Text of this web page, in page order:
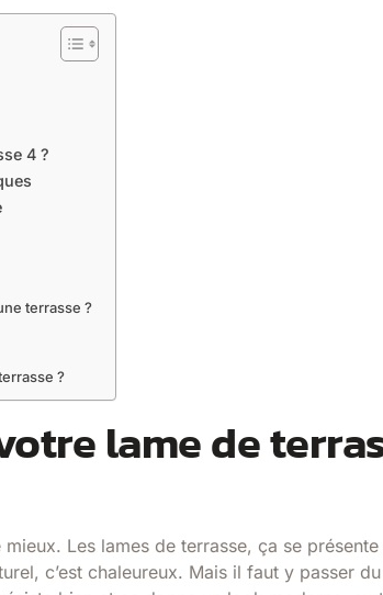
4 ?
terrasse ?
?
lame de
Les lames de terrasse, ça se
c’est chaleureux. Mais il faut y passer